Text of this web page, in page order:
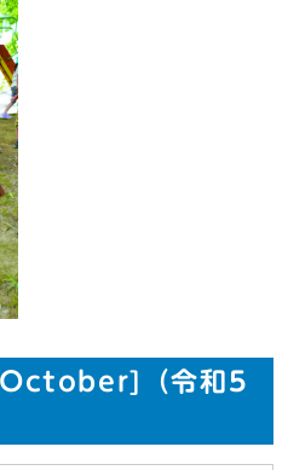
（令和5